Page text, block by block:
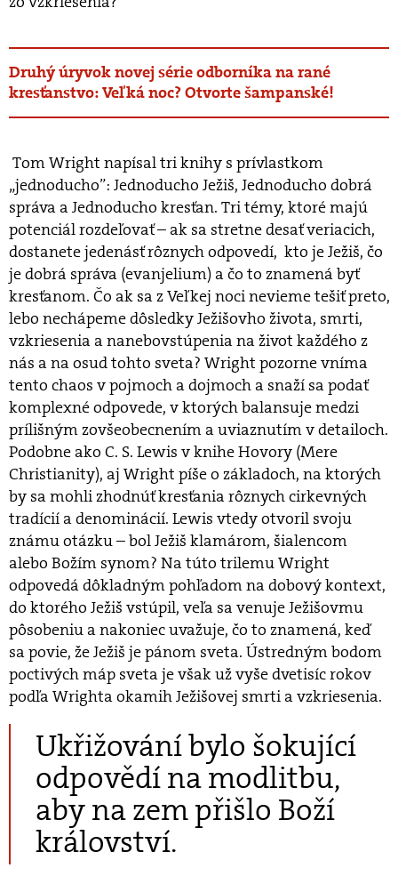
Druhý úryvok novej série odborníka na rané
kresťanstvo: Veľká noc? Otvorte šampanské!
Tom Wright napísal tri knihy s prívlastkom
„jednoducho”: Jednoducho Ježiš, Jednoducho dobrá
správa a Jednoducho kresťan. Tri témy, ktoré majú
potenciál rozdeľovať – ak sa stretne desať veriacich,
dostanete jedenásť rôznych odpovedí, kto je Ježiš, čo
je dobrá správa (evanjelium) a čo to znamená byť
kresťanom. Čo ak sa z Veľkej noci nevieme tešiť preto,
lebo nechápeme dôsledky Ježišovho života, smrti,
vzkriesenia a nanebovstúpenia na život každého z
nás a na osud tohto sveta? Wright pozorne vníma
tento chaos v pojmoch a dojmoch a snaží sa podať
komplexné odpovede, v ktorých balansuje medzi
prílišným zovšeobecnením a uviaznutím v detailoch.
Podobne ako C. S. Lewis v knihe Hovory (Mere
Christianity), aj Wright píše o základoch, na ktorých
by sa mohli zhodnúť kresťania rôznych cirkevných
tradícií a denominácií. Lewis vtedy otvoril svoju
známu otázku – bol Ježiš klamárom, šialencom
alebo Božím synom? Na túto trilemu Wright
odpovedá dôkladným pohľadom na dobový kontext,
do ktorého Ježiš vstúpil, veľa sa venuje Ježišovmu
pôsobeniu a nakoniec uvažuje, čo to znamená, keď
sa povie, že Ježiš je pánom sveta. Ústredným bodom
poctivých máp sveta je však už vyše dvetisíc rokov
podľa Wrighta okamih Ježišovej smrti a vzkriesenia.
Ukřižování bylo šokující
odpovědí na modlitbu,
aby na zem přišlo Boží
království.